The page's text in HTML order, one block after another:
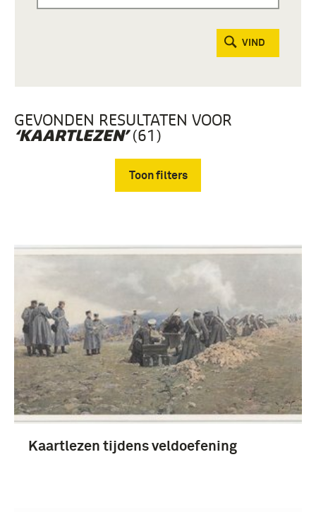
VIND
GEVONDEN RESULTATEN VOOR
‘KAARTLEZEN’(61)
Toon filters
boek (22)
boek, voorschrift (14)
voorschrift (12)
Documenten (3)
Kaartlezen tijdens veldoefening